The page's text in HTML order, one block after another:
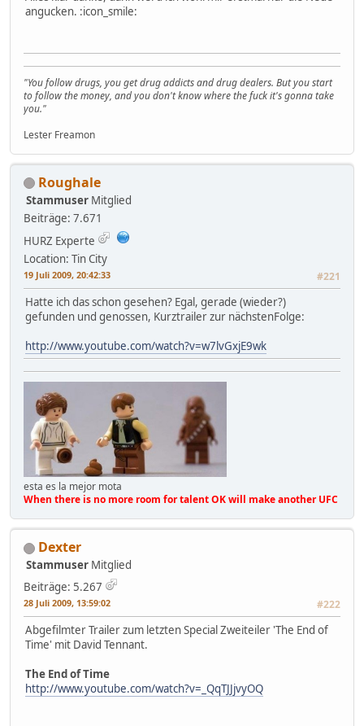
angucken. :icon_smile:
"You follow drugs, you get drug addicts and drug dealers. But you start
to follow the money, and you don't know where the fuck it's gonna take
you."
Lester Freamon
Roughale
Stammuser Mitglied
Beiträge: 7.671
HURZ Experte
Location: Tin City
19 Juli 2009, 20:42:33 #221
Hatte ich das schon gesehen? Egal, gerade (wieder?)
gefunden und genossen, Kurztrailer zur nächstenFolge:
http://www.youtube.com/watch?v=w7lvGxjE9wk
esta es la mejor mota
When there is no more room for talent OK will make another UFC
Dexter
Stammuser Mitglied
Beiträge: 5.267
28 Juli 2009, 13:59:02 #222
Abgefilmter Trailer zum letzten Special Zweiteiler 'The End of
Time' mit David Tennant.
The End of Time
http://www.youtube.com/watch?v=_QqTJJjvyOQ